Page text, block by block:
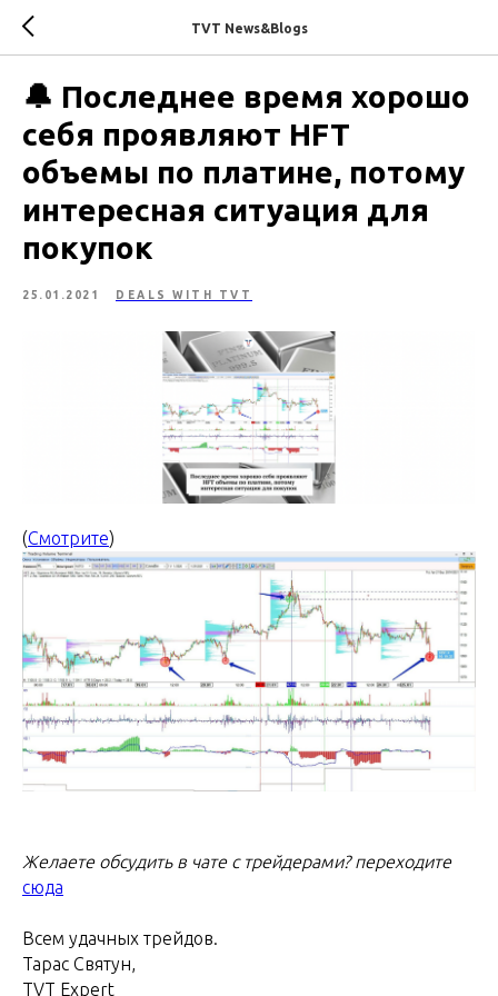
TVT News&Blogs
🔔 Последнее время хорошо
себя проявляют HFT
объемы по платине, потому
интересная ситуация для
покупок
25.01.2021 DEALS WITH TVT
(Смотрите)
Желаете обсудить в чате с трейдерами? переходите
сюда
Всем удачных трейдов.
Тарас Святун,
TVT Expert